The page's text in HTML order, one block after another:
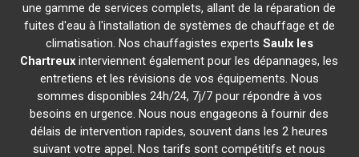
une gamme de services complets, allant de la réparation de
fuites d'eau à l'installation de systèmes de chauffage et de
climatisation. Nos chauffagistes experts Saulx les
Chartreux interviennent également pour les dépannages, les
entretiens et les révisions de vos équipements. Nous
sommes disponibles 24h/24, 7j/7 pour répondre à vos
besoins en urgence. Nous nous engageons à fournir des
délais de intervention rapides, souvent dans les 2 heures
suivant votre appel. Nos tarifs sont compétitifs et nous